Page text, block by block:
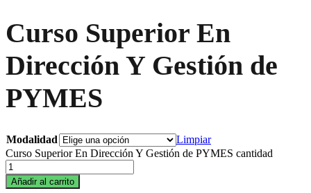
Curso Superior En
Dirección Y Gestión de
PYMES
Modalidad
Limpiar
Curso Superior En Dirección Y Gestión de PYMES cantidad
Añadir al carrito